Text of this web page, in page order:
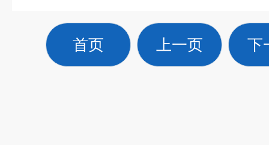
首页 上一页 下